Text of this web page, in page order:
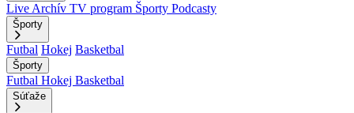
Live Archív TV program Športy Podcasty
Športy
Futbal Hokej Basketbal
Športy
Futbal Hokej Basketbal
Súťaže